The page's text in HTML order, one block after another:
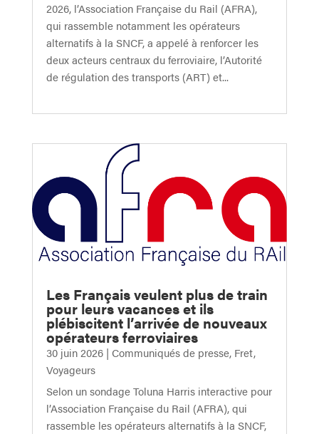
2026, l’Association Française du Rail (AFRA),
qui rassemble notamment les opérateurs
alternatifs à la SNCF, a appelé à renforcer les
deux acteurs centraux du ferroviaire, l’Autorité
de régulation des transports (ART) et...
Les Français veulent plus de train
pour leurs vacances et ils
plébiscitent l’arrivée de nouveaux
opérateurs ferroviaires
30 juin 2026| Communiqués de presse, Fret,
Voyageurs
Selon un sondage Toluna Harris interactive pour
l’Association Française du Rail (AFRA), qui
rassemble les opérateurs alternatifs à la SNCF,